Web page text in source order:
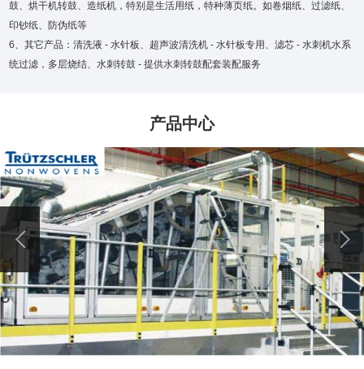
鼓、烘干机转鼓、造纸机，特别是生活用纸，特种薄页纸。如卷烟纸、过滤纸、
印钞纸、防伪纸等
6、其它产品：清洗液 - 水针板、超声波清洗机 - 水针板专用、滤芯 - 水刺机水系
统过滤，多层烧结、水刺转鼓 - 提供水刺转鼓配套装配服务
产品中心